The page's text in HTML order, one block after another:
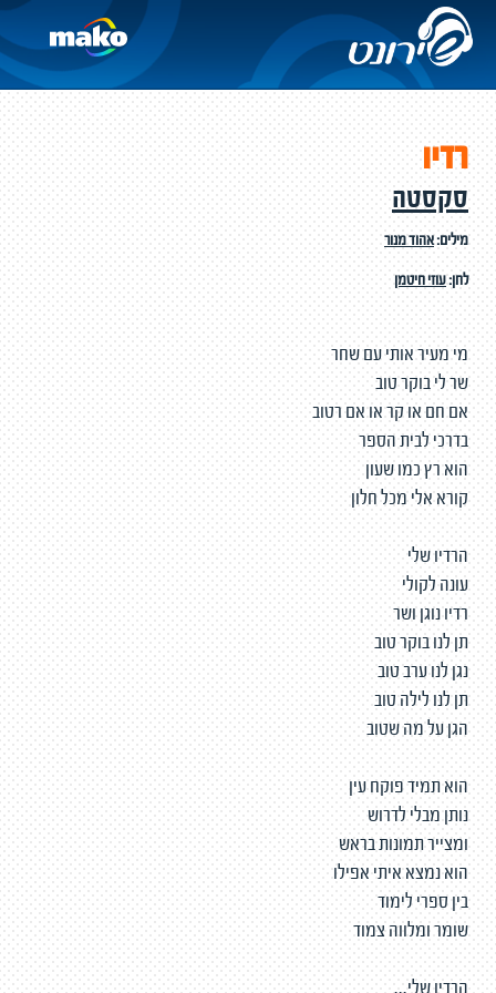
רדיו
סקסטה
מילים:אהוד מנור
לחן:עוזי חיטמן
מי מעיר אותי עם שחר
שר לי בוקר טוב
אם חם או קר או אם רטוב
בדרכי לבית הספר
הוא רץ כמו שעון
קורא אלי מכל חלון
הרדיו שלי
עונה לקולי
רדיו נוגן ושר
תן לנו בוקר טוב
נגן לנו ערב טוב
תן לנו לילה טוב
הגן על מה שטוב
הוא תמיד פוקח עין
נותן מבלי לדרוש
ומצייר תמונות בראש
הוא נמצא איתי אפילו
בין ספרי לימוד
שומר ומלווה צמוד